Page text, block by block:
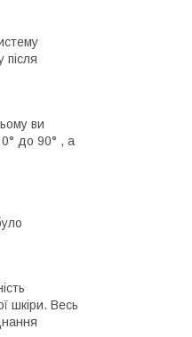
після
ви
до 90° , а
шкіри. Весь